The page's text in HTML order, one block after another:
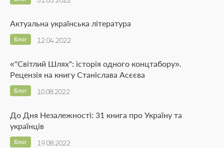
Актуальна українська література
12.04.2022
Блог
«"Світлий Шлях": історія одного концтабору».
Рецензія на книгу Станіслава Асєєва
10.08.2022
Блог
До Дня Незалежності: 31 книга про Україну та
українців
19.08.2022
Блог